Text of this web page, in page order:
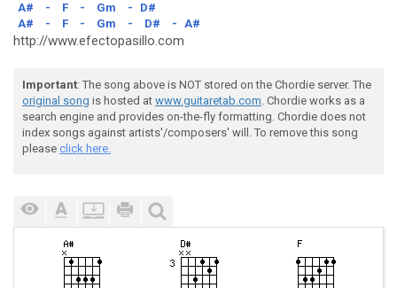
A# - F - Gm -
D#
A#
- F - Gm - D# - A#
http://www.efectopasillo.com
Important: The song above is NOT stored on the Chordie server. The
original song is hosted at www.guitaretab.com. Chordie works as a
search engine and provides on-the-fly formatting. Chordie does not
index songs against artists'/composers' will. To remove this song
please click here.